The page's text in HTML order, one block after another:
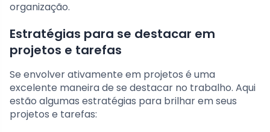
organização.
Estratégias para se destacar em
projetos e tarefas
Se envolver ativamente em projetos é uma
excelente maneira de se destacar no trabalho. Aqui
estão algumas estratégias para brilhar em seus
projetos e tarefas: